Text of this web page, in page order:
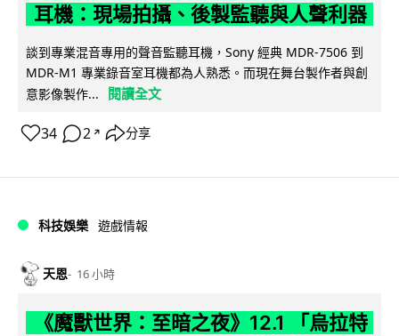
耳機：現場拍攝、後製監聽與人聲利器
談到專業混音專用的聲音監聽耳機，Sony 經典 MDR-7506 到
MDR-M1 專業錄音室耳機都為人熟悉。而現在舞台製作者與創
意影像製作...
閱讀全文
34 2 ↗ 分享
科技娛樂 遊戲情報
天恩 16 小時
《魔獸世界：至暗之夜》12.1 「烏拉特